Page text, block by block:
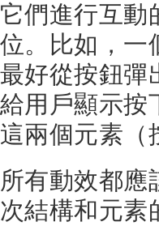
它們進行互動
位。比如，一
最好從按鈕彈
給用戶顯示按
這兩個元素（
所有動效都應
次結構和元素